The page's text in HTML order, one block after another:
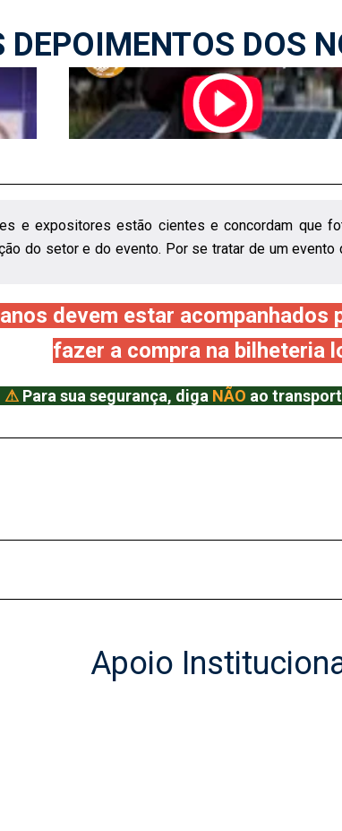
DEPOIMENTOS DOS
e expositores estão cientes e concordam que
do setor e do evento. Por se tratar de um
devem estar acompanhados
fazer a compra na bilheteria
⚠Para sua segurança, diga NÃO ao
Apoio